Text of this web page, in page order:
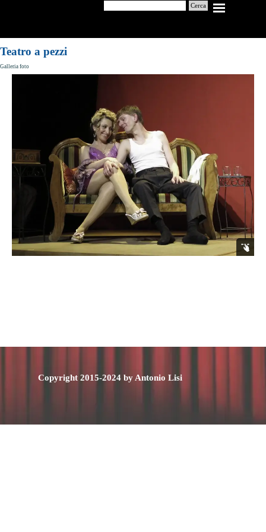
Cerca
Teatro a pezzi
Galleria foto
Copyright 2015-2024 by Antonio Lisi